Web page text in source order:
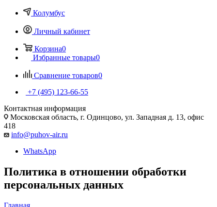
Колумбус
Личный кабинет
Корзина0
Избранные товары0
Сравнение товаров0
+7 (495) 123-66-55
Контактная информация
Московская область, г. Одинцово, ул. Западная д. 13, офис
418
info@puhov-air.ru
WhatsApp
Политика в отношении обработки
персональных данных
Главная